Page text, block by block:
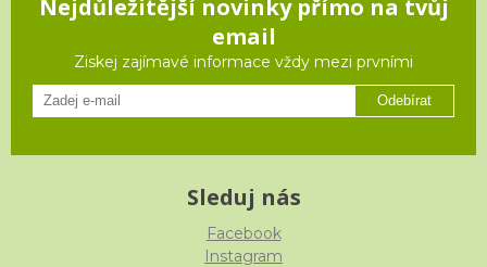
Nejdůležitější novinky přímo na tvůj
email
Ziskej zajímavé informace vždy mezi prvními
Odebírat
Sleduj nás
Facebook
Instagram